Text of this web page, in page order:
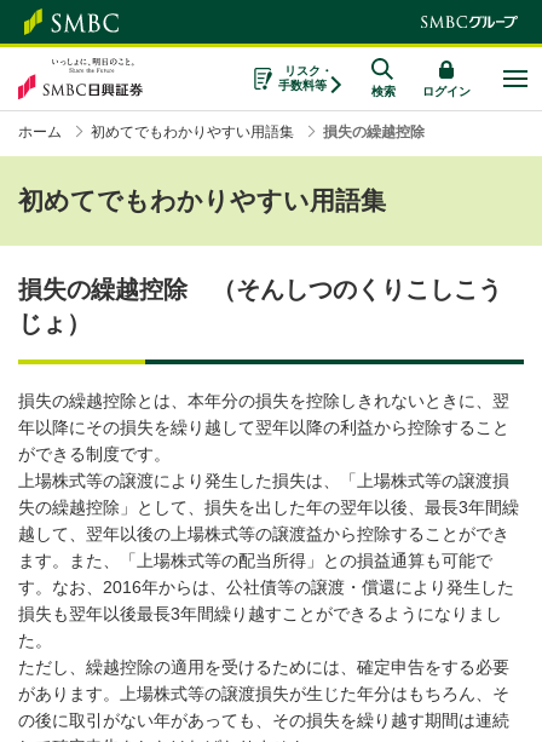
リスク・
手数料等
検索 ログイン
ホーム 初めてでもわかりやすい用語集 損失の繰越控除
初めてでもわかりやすい用語集
損失の繰越控除 （そんしつのくりこしこう
じょ）
損失の繰越控除とは、本年分の損失を控除しきれないときに、翌
年以降にその損失を繰り越して翌年以降の利益から控除すること
ができる制度です。
上場株式等の譲渡により発生した損失は、「上場株式等の譲渡損
失の繰越控除」として、損失を出した年の翌年以後、最長3年間繰
越して、翌年以後の上場株式等の譲渡益から控除することができ
ます。また、「上場株式等の配当所得」との損益通算も可能で
す。なお、2016年からは、公社債等の譲渡・償還により発生した
損失も翌年以後最長3年間繰り越すことができるようになりまし
た。
ただし、繰越控除の適用を受けるためには、確定申告をする必要
があります。上場株式等の譲渡損失が生じた年分はもちろん、そ
の後に取引がない年があっても、その損失を繰り越す期間は連続